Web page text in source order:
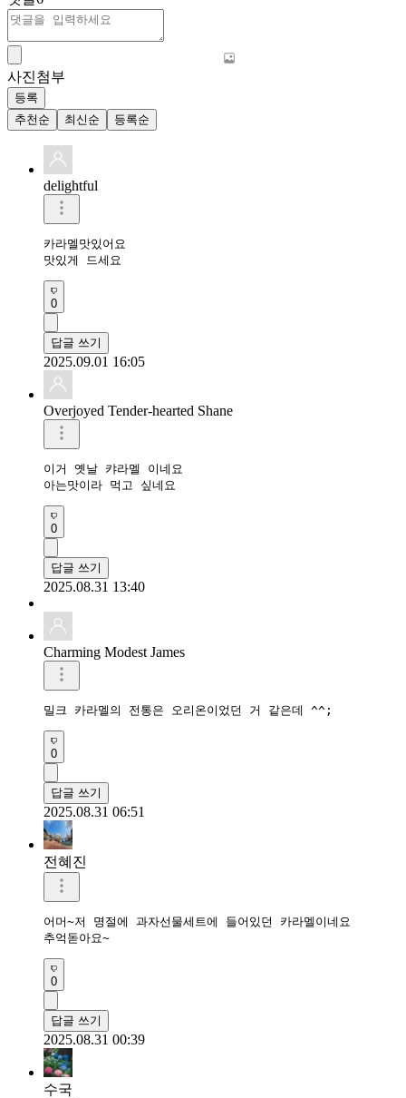
사진첨부
등록
추천순
최신순 등록순
delightful
카라멜맛있어요
맛있게 드세요
0
답글 쓰기
2025.09.01 16:05
Overjoyed Tender-hearted Shane
이거 옛날 캬라멜 이네요
아는맛이라 먹고 싶네요
0
답글 쓰기
2025.08.31 13:40
Charming Modest James
밀크 카라멜의 전통은 오리온이었던 거 같은데 ^^;
0
답글 쓰기
2025.08.31 06:51
전혜진
어머~저 명절에 과자선물세트에 들어있던 카라멜이네요
추억돋아요~
0
답글 쓰기
2025.08.31 00:39
수국